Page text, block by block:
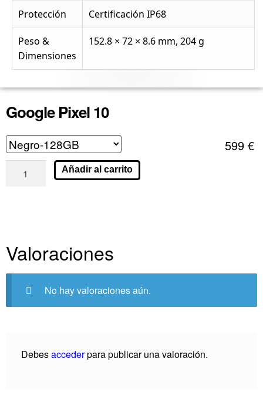
Protección Certificación IP68
Peso &
Dimensiones
152.8 × 72 × 8.6 mm, 204 g
Google Pixel 10
599 €
Añadir al carrito
Valoraciones
No hay valoraciones aún.
Debesaccederpara publicar una valoración.